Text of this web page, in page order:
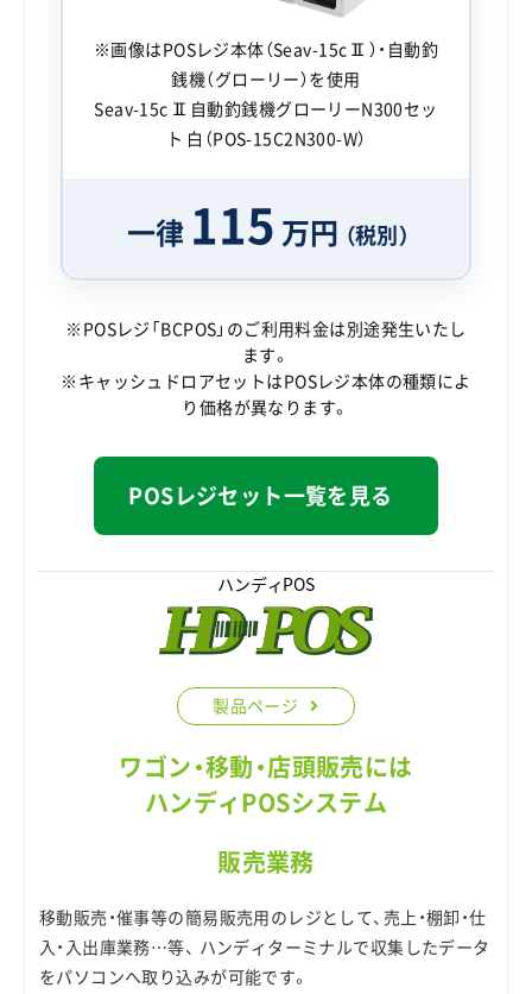
※画像はPOSレジ本体（Seav-15cⅡ）・自動釣
銭機（グローリー）を使用
Seav-15cⅡ自動釣銭機グローリーN300セッ
ト 白（POS-15C2N300-W）
一律 115 万円 （税別）
※POSレジ「BCPOS」のご利用料金は別途発生いたし
ます。
※キャッシュドロアセットはPOSレジ本体の種類によ
り価格が異なります。
POSレジセット一覧を見る
製品ページ
ワゴン・移動・店頭販売には
ハンディPOSシステム
販売業務
移動販売・催事等の簡易販売用のレジとして、売上・棚卸・仕
入・入出庫業務…等、 ハンディターミナルで収集したデータ
をパソコンへ取り込みが可能です。